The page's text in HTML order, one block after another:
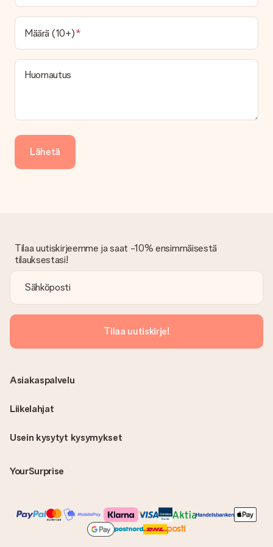
paketti tai postilaatikon toimitus. Haluatko tietää, mikä
vaihtoehto tilauksesi kuuluu? Ota yhteyttä asiakaspalveluun.
Maksu
Kuinka voin maksaa tilaukseni?
Tarjoamme seuraavat maksutavat: iDeal, Paypal, luottokortti,
Saapunut lahja
Entä jos lahja ei ole täysin mieleeni?
Olemme syvästi pahoillamme, että lahjasi ei ole sinun mielesi
Tämä tarkoittaa sitä, että lahja toimitetaan suoraan
vastaanottajalle, mikä tekee siitä todellisen yllätyksen!
Määrä (10+)
Huomautus
Lähetä
Tilaa uutiskirjeemme ja saat -10% ensimmäisestä
tilauksestasi!
Tilaa uutiskirje!
Usein kysytyt kysymykset
YourSurprise
Asiakaspalvelu
Liikelahjat